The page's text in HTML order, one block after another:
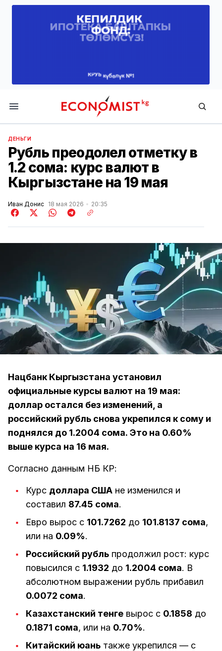
Economist.kg
ДЕНЬГИ
Рубль преодолел отметку в
1.2 сома: курс валют в
Кыргызстане на 19 мая
Иван Донис 18 мая 2026 20:35
Нацбанк Кыргызстана установил
официальные курсы валют на 19 мая:
доллар остался без изменений, а
российский рубль снова укрепился к сому и
поднялся до 1.2004 сома. Это на 0.60%
выше курса на 16 мая.
Согласно данным НБ КР:
Курс доллара США не изменился и
составил 87.45 сома.
Евро вырос с 101.7262 до 101.8137 сома,
или на 0.09%.
Российский рубль продолжил рост: курс
повысился с 1.1932 до 1.2004 сома. В
абсолютном выражении рубль прибавил
0.0072 сома.
Казахстанский тенге вырос с 0.1858 до
0.1871 сома, или на 0.70%.
Китайский юань также укрепился — с